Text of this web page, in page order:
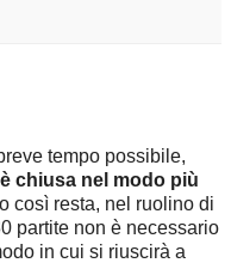
tempo possibile,
chiusa nel modo più
così resta, nel ruolino di
partite non è necessario
in cui si riuscirà a